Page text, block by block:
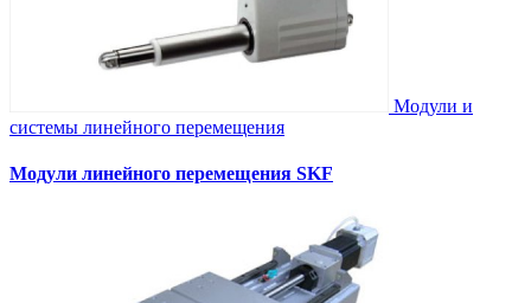
Модули и
системы линейного перемещения
Модули линейного перемещения SKF